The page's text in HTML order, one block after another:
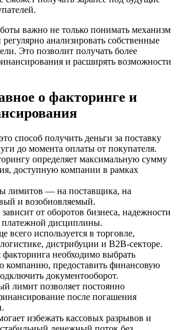
важно не только понимать механизм
анализировать собственные
Это позволит получать более
и расширять возможности
о факторинге и
способ получить деньги за поставку
до момента оплаты от покупателя.
определяет максимальную сумму
доступную компании в рамках
лимитов — на поставщика, на
и возобновляемый.
от оборотов бизнеса, надежности
платежной дисциплины.
всего используется в торговле,
дистрибуции и B2B-секторе.
необходимо выбрать
компанию, предоставить финансовую
документооборот.
лимит позволяет постоянно
после погашения
избежать кассовых разрывов и